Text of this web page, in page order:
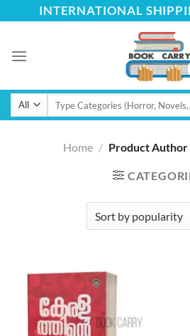
to
INTERNATIONAL
Search
Home / Product Author